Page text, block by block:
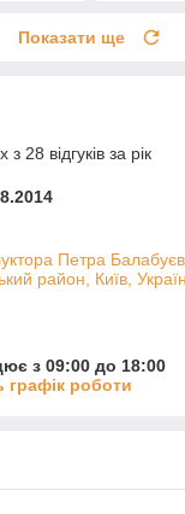
Показати ще
28 відгуків за рік
Петра
район, Київ,
з 09:00 до 18:00
графік роботи